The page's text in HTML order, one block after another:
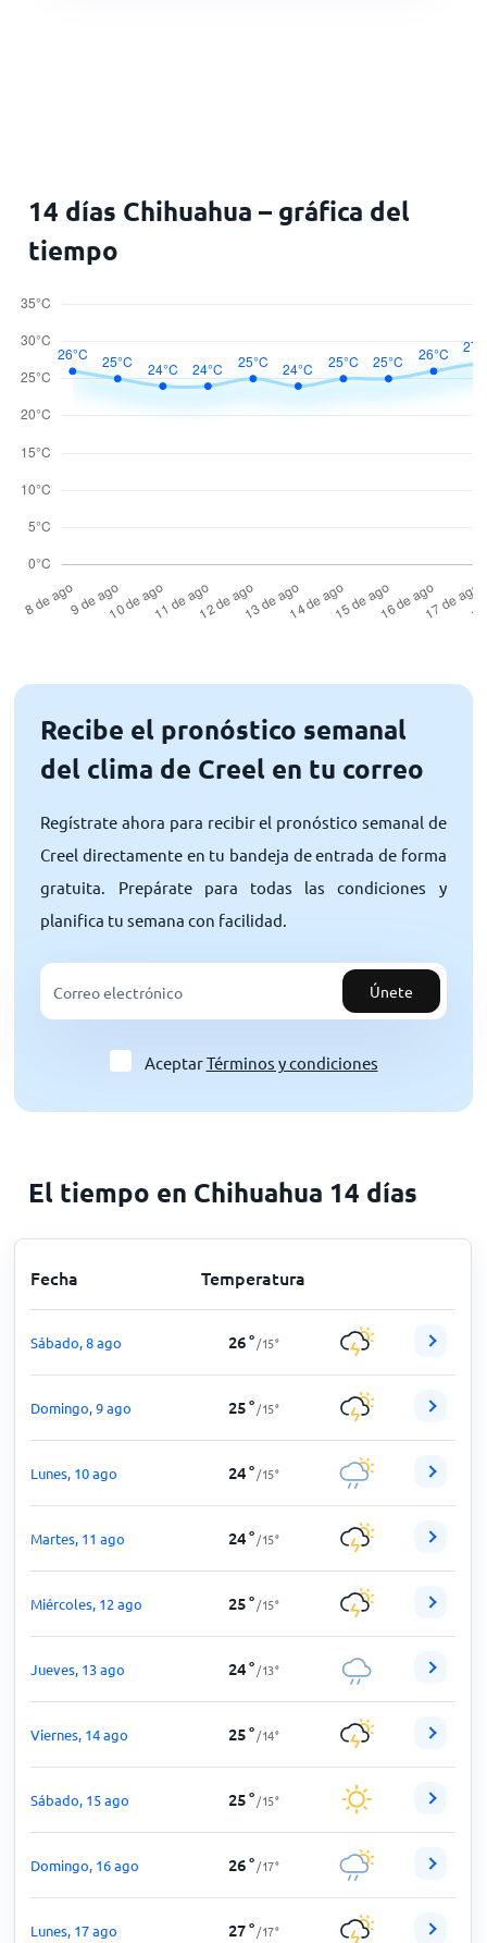
14 días Chihuahua – gráfica del
tiempo
Recibe el pronóstico semanal
del clima de Creel en tu correo
Regístrate ahora para recibir el pronóstico semanal de
Creel directamente en tu bandeja de entrada de forma
gratuita. Prepárate para todas las condiciones y
planifica tu semana con facilidad.
Únete
AceptarTérminos y condiciones
El tiempo en Chihuahua 14 días
Fecha Temperatura
Sábado, 8 ago 26° /15°
Domingo, 9 ago 25° /15°
Lunes, 10 ago 24° /15°
Martes, 11 ago 24° /15°
Miércoles, 12 ago 25° /15°
Jueves, 13 ago 24° /13°
Viernes, 14 ago 25° /14°
Sábado, 15 ago 25° /15°
Domingo, 16 ago 26° /17°
Lunes, 17 ago 27° /17°